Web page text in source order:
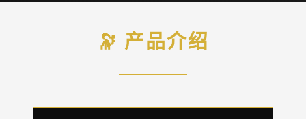
🔭 产品介绍